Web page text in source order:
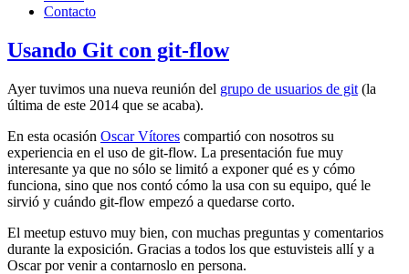
Contacto
Usando Git con git-flow
Ayer tuvimos una nueva reunión del grupo de usuarios de git (la
última de este 2014 que se acaba).
En esta ocasión Oscar Vítores compartió con nosotros su
experiencia en el uso de git-flow. La presentación fue muy
interesante ya que no sólo se limitó a exponer qué es y cómo
funciona, sino que nos contó cómo la usa con su equipo, qué le
sirvió y cuándo git-flow empezó a quedarse corto.
El meetup estuvo muy bien, con muchas preguntas y comentarios
durante la exposición. Gracias a todos los que estuvisteis allí y a
Oscar por venir a contarnoslo en persona.